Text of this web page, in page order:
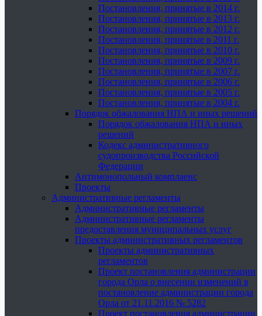
Постановления, принятые в 2014 г.
Постановления, принятые в 2013 г.
Постановления, принятые в 2012 г.
Постановления, принятые в 2011 г.
Постановления, принятые в 2010 г.
Постановления, принятые в 2009 г.
Постановления, принятые в 2007 г.
Постановления, принятые в 2006 г.
Постановления, принятые в 2005 г.
Постановления, принятые в 2004 г.
Порядок обжалования НПА и иных решений
Порядок обжалования НПА и иных
решений
Кодекс административного
судопроизводства Российской
Федерации
Антимонопольный комплаенс
Проекты
Административные регламенты
Административные регламенты
Административные регламенты
предоставления муниципальных услуг
Проекты административных регламентов
Проекты административных
регламентов
Проект постановления администрации
города Орла о внесении изменений в
постановление администрации города
Орла от 21.11.2016 № 5282
Проект постановления администрации